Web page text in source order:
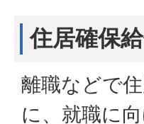
住居確保
離職などで
に、就職に